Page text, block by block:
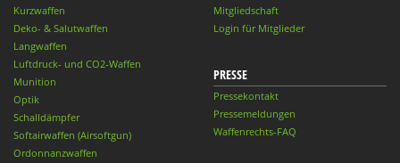
Kurzwaffen
Deko- & Salutwaffen
Langwaffen
Luftdruck- und CO2-Waffen
Munition
Optik
Schalldämpfer
Softairwaffen (Airsoftgun)
Ordonnanzwaffen
Mitgliedschaft
Login für Mitglieder
PRESSE
Pressekontakt
Pressemeldungen
Waffenrechts-FAQ